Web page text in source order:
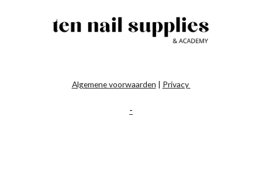
Algemene voorwaarden | Privacy
-